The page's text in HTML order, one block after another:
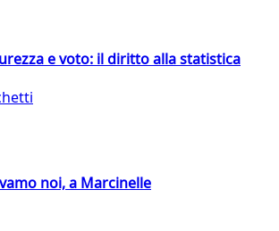
e voto: il diritto alla statistica
noi, a Marcinelle